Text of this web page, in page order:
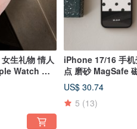
女生礼物 情人
Watch 不
iPhone 17/16 手机
点 磨砂 MagSafe
机壳
US$ 30.74
5 (13)